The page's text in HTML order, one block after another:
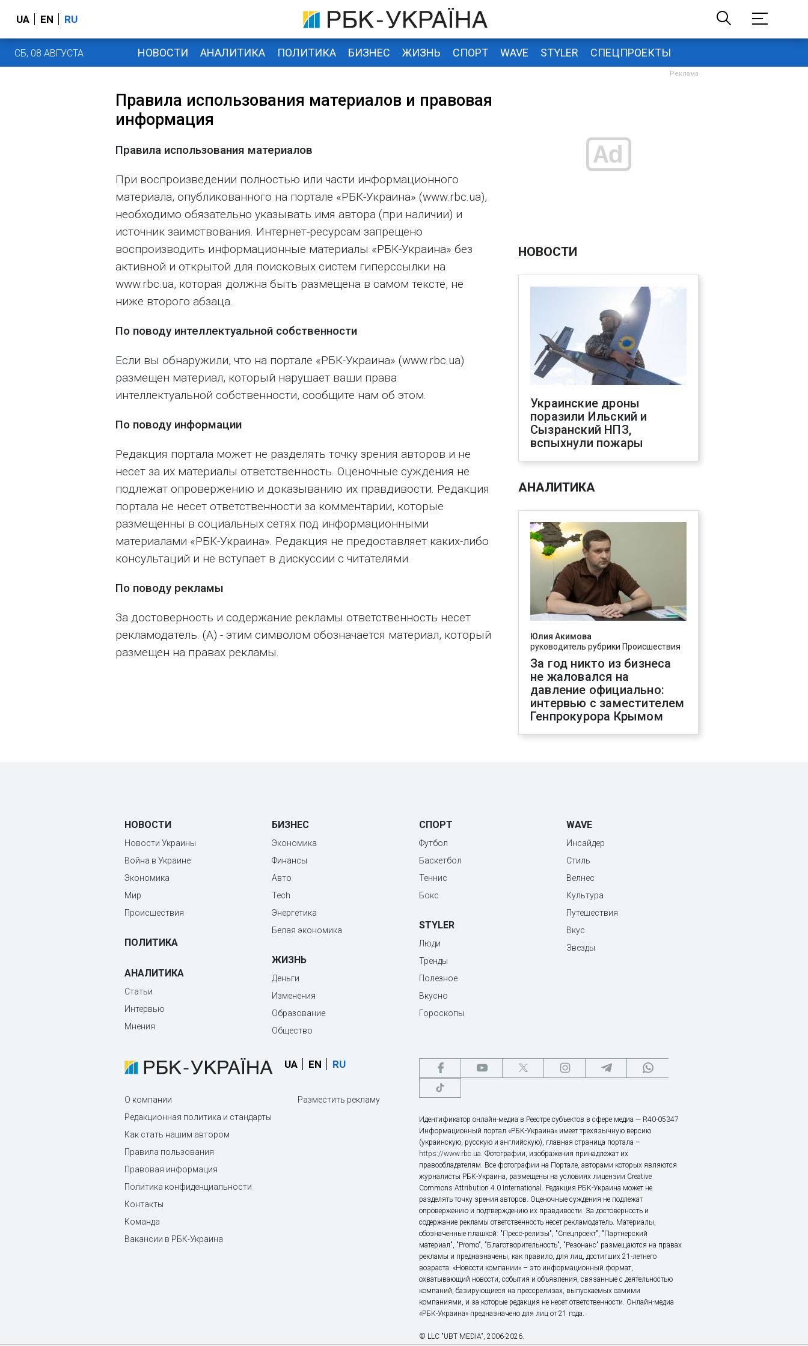
UA EN RU
СБ, 08 АВГУСТА НОВОСТИ АНАЛИТИКА ПОЛИТИКА БИЗНЕС ЖИЗНЬ СПОРТ WAVE STYLER СПЕЦПРОЕКТЫ
Правила использования материалов и правовая
информация
Правила использования материалов
При воспроизведении полностью или части информационного
материала, опубликованного на портале «РБК-Украина» (www.rbc.ua),
необходимо обязательно указывать имя автора (при наличии) и
источник заимствования. Интернет-ресурсам запрещено
воспроизводить информационные материалы «РБК-Украина» без
активной и открытой для поисковых систем гиперссылки на
www.rbc.ua, которая должна быть размещена в самом тексте, не
ниже второго абзаца.
По поводу интеллектуальной собственности
Если вы обнаружили, что на портале «РБК-Украина» (www.rbc.ua)
размещен материал, который нарушает ваши права
интеллектуальной собственности, сообщите нам об этом.
По поводу информации
Редакция портала может не разделять точку зрения авторов и не
несет за их материалы ответственность. Оценочные суждения не
подлежат опровержению и доказыванию их правдивости. Редакция
портала не несет ответственности за комментарии, которые
размещенны в социальных сетях под информационными
материалами «РБК-Украина». Редакция не предоставляет каких-либо
консультаций и не вступает в дискуссии с читателями.
По поводу рекламы
За достоверность и содержание рекламы ответственность несет
рекламодатель. (А) - этим символом обозначается материал, который
размещен на правах рекламы.
НОВОСТИ
Украинские дроны
поразили Ильский и
Сызранский НПЗ,
вспыхнули пожары
АНАЛИТИКА
Юлия Акимова
руководитель рубрики Происшествия
За год никто из бизнеса
не жаловался на
давление официально:
интервью с заместителем
Генпрокурора Крымом
НОВОСТИ
Новости Украины
Война в Украине
Экономика
Мир
Происшествия
ПОЛИТИКА
АНАЛИТИКА
Статьи
Интервью
Мнения
БИЗНЕС
Экономика
Финансы
Авто
Tech
Энергетика
Белая экономика
ЖИЗНЬ
Деньги
Изменения
Образование
Общество
СПОРТ
Футбол
Баскетбол
Теннис
Бокс
STYLER
Люди
Тренды
Полезное
Вкусно
Гороскопы
WAVE
Инсайдер
Стиль
Велнес
Культура
Путешествия
Вкус
Звезды
UA EN RU
О компании
Редакционная политика и стандарты
Как стать нашим автором
Правила пользования
Правовая информация
Политика конфиденциальности
Контакты
Команда
Вакансии в РБК-Украина
Разместить рекламу
Идентификатор онлайн-медиа в Реестре субъектов в сфере медиа — R40-05347
Информационный портал «РБК-Украина» имеет трехязычную версию
(украинскую, русскую и английскую), главная страница портала –
https://www.rbc.ua. Фотографии, изображения принадлежат их
правообладателям. Все фотографии на Портале, авторами которых являются
журналисты РБК-Украина, размещены на условиях лицензии Creative
Commons Attribution 4.0 International. Редакция РБК-Украина может не
разделять точку зрения авторов. Оценочные суждения не подлежат
опровержению и подтверждению их правдивости. За достоверность и
содержание рекламы ответственность несет рекламодатель. Материалы,
обозначенные плашкой: "Пресс-релизы", "Спецпроект", "Партнерский
материал", "Promo", "Благотворительность", "Резонанс" размещаются на правах
рекламы и предназначены, как правило, для лиц, достигших 21-летнего
возраста. «Новости компании» – это информационный формат,
охватывающий новости, события и объявления, связанные с деятельностью
компаний, базирующиеся на прессрелизах, выпускаемых самими
компаниями, и за которые редакция не несет ответственности. Онлайн-медиа
«РБК-Украина» предназначено для лиц от 21 года.
© LLC "UBT MEDIA", 2006-2026.